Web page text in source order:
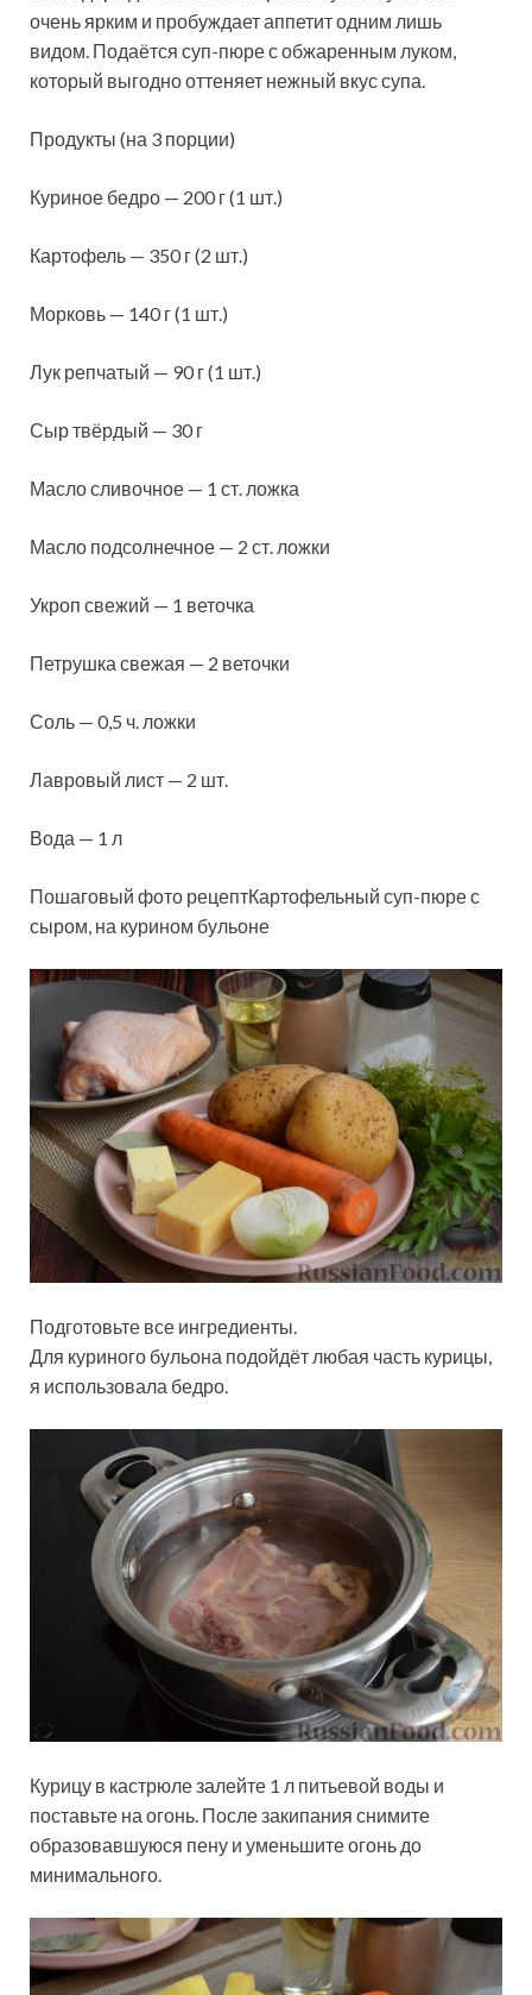
очень ярким и пробуждает аппетит одним лишь
видом. Подаётся суп-пюре с обжаренным луком,
который выгодно оттеняет нежный вкус супа.
Продукты (на 3 порции)
Куриное бедро — 200 г (1 шт.)
Картофель — 350 г (2 шт.)
Морковь — 140 г (1 шт.)
Лук репчатый — 90 г (1 шт.)
Сыр твёрдый — 30 г
Масло сливочное — 1 ст. ложка
Масло подсолнечное — 2 ст. ложки
Укроп свежий — 1 веточка
Петрушка свежая — 2 веточки
Соль — 0,5 ч. ложки
Лавровый лист — 2 шт.
Вода — 1 л
Пошаговый фото рецептКартофельный суп-пюре с
сыром, на курином бульоне
Подготовьте все ингредиенты.
Для куриного бульона подойдёт любая часть курицы,
я использовала бедро.
Курицу в кастрюле залейте 1 л питьевой воды и
поставьте на огонь. После закипания снимите
образовавшуюся пену и уменьшите огонь до
минимального.